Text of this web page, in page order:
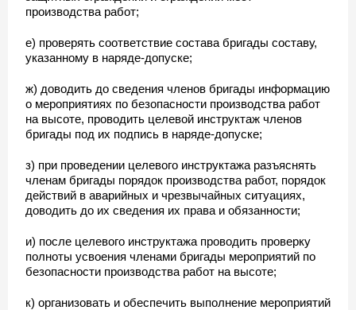
производства работ;
е) проверять соответствие состава бригады составу,
указанному в наряде-допуске;
ж) доводить до сведения членов бригады информацию
о мероприятиях по безопасности производства работ
на высоте, проводить целевой инструктаж членов
бригады под их подпись в наряде-допуске;
з) при проведении целевого инструктажа разъяснять
членам бригады порядок производства работ, порядок
действий в аварийных и чрезвычайных ситуациях,
доводить до их сведения их права и обязанности;
и) после целевого инструктажа проводить проверку
полноты усвоения членами бригады мероприятий по
безопасности производства работ на высоте;
к) организовать и обеспечить выполнение мероприятий